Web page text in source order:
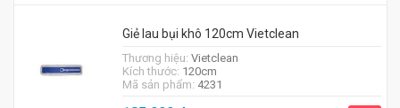
Giẻ lau bụi khô 120cm Vietclean
Thương hiệu: Vietclean
Kích thước: 120cm
Mã sản phẩm: 4231